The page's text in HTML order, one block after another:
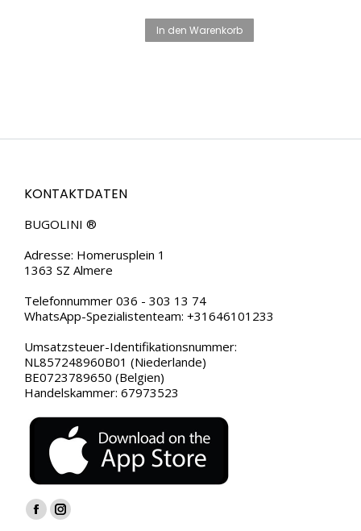
In den Warenkorb
KONTAKTDATEN
BUGOLINI ®
Adresse: Homerusplein 1
1363 SZ Almere
Telefonnummer 036 - 303 13 74
WhatsApp-Spezialistenteam: +31646101233
Umsatzsteuer-Identifikationsnummer:
NL857248960B01 (Niederlande)
BE0723789650 (Belgien)
Handelskammer: 67973523
Finden Sie uns auf:
FacebookInstagram